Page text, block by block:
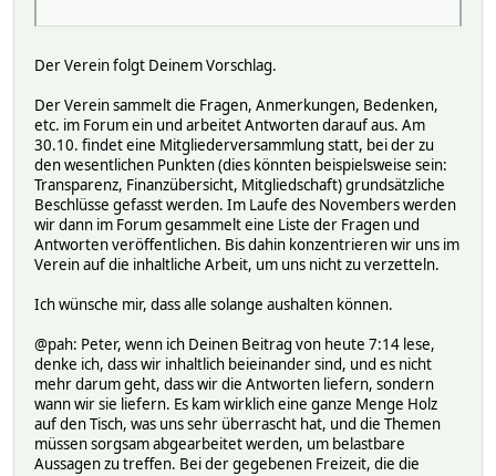
Der Verein folgt Deinem Vorschlag.
Der Verein sammelt die Fragen, Anmerkungen, Bedenken,
etc. im Forum ein und arbeitet Antworten darauf aus. Am
30.10. findet eine Mitgliederversammlung statt, bei der zu
den wesentlichen Punkten (dies könnten beispielsweise sein:
Transparenz, Finanzübersicht, Mitgliedschaft) grundsätzliche
Beschlüsse gefasst werden. Im Laufe des Novembers werden
wir dann im Forum gesammelt eine Liste der Fragen und
Antworten veröffentlichen. Bis dahin konzentrieren wir uns im
Verein auf die inhaltliche Arbeit, um uns nicht zu verzetteln.
Ich wünsche mir, dass alle solange aushalten können.
@pah: Peter, wenn ich Deinen Beitrag von heute 7:14 lese,
denke ich, dass wir inhaltlich beieinander sind, und es nicht
mehr darum geht, dass wir die Antworten liefern, sondern
wann wir sie liefern. Es kam wirklich eine ganze Menge Holz
auf den Tisch, was uns sehr überrascht hat, und die Themen
müssen sorgsam abgearbeitet werden, um belastbare
Aussagen zu treffen. Bei der gegebenen Freizeit, die die